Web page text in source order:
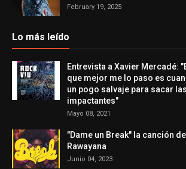
February 19, 2025
Lo más leído
Entrevista a Xavier Mercadé:
que mejor me lo paso es
un pogo salvaje para sacar
impactantes"
Mayo 08, 2021
"Dame un Break" la canción
Rawayana
Junio 04, 2023